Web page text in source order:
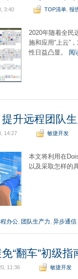
3:40 TOP清单 报
2020年随着全民
施和应用“上云”
性日益凸显。 阅
升远程团队生
14:27 敏捷开发
本文将利用在
以及采取怎样的
办公, 团队生产力, 异步通信
“翻车”初级指
11:36 敏捷开发